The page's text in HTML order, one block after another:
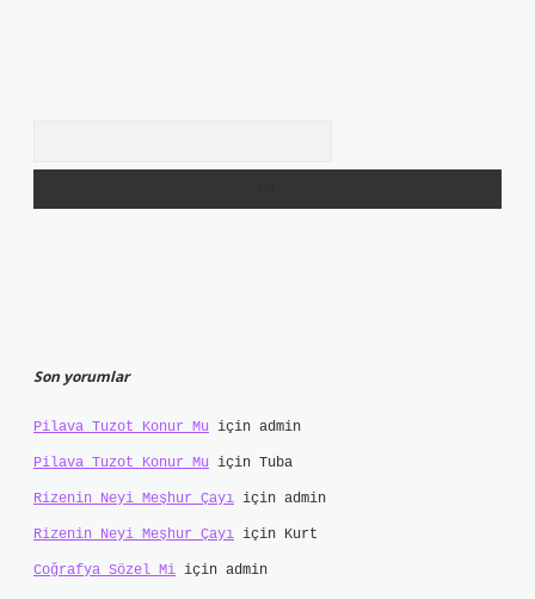
Son yorumlar
Pilava Tuzot Konur Mu için admin
Pilava Tuzot Konur Mu için Tuba
Rizenin Neyi Meşhur Çayı için admin
Rizenin Neyi Meşhur Çayı için Kurt
Coğrafya Sözel Mi için admin